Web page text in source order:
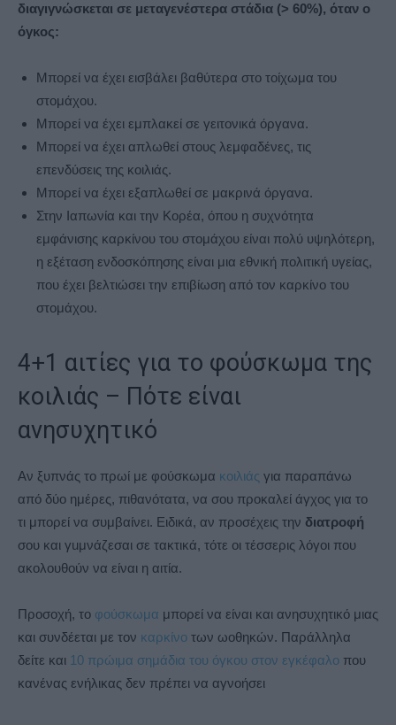
διαγιγνώσκεται σε μεταγενέστερα στάδια (> 60%), όταν ο
όγκος:
Μπορεί να έχει εισβάλει βαθύτερα στο τοίχωμα του
στομάχου.
Μπορεί να έχει εμπλακεί σε γειτονικά όργανα.
Μπορεί να έχει απλωθεί στους λεμφαδένες, τις
επενδύσεις της κοιλιάς.
Μπορεί να έχει εξαπλωθεί σε μακρινά όργανα.
Στην Ιαπωνία και την Κορέα, όπου η συχνότητα
εμφάνισης καρκίνου του στομάχου είναι πολύ υψηλότερη,
η εξέταση ενδοσκόπησης είναι μια εθνική πολιτική υγείας,
που έχει βελτιώσει την επιβίωση από τον καρκίνο του
στομάχου.
4+1 αιτίες για το φούσκωμα της
κοιλιάς – Πότε είναι
ανησυχητικό
Αν ξυπνάς το πρωί με φούσκωμα κοιλιάς για παραπάνω
από δύο ημέρες, πιθανότατα, να σου προκαλεί άγχος για το
τι μπορεί να συμβαίνει. Ειδικά, αν προσέχεις την διατροφή
σου και γuμνάζεσαι σε τακτικά, τότε οι τέσσερις λόγοι που
ακολουθούν να είναι η αιτία.
Προσοχή, το φούσκωμα μπορεί να είναι και ανησυχητικό μιας
και συνδέεται με τον καρκίνο των ωοθηκών. Παράλληλα
δείτε και 10 πρώιμα σημάδια του όγκου στον εγκέφαλο που
κανένας ενήλικας δεν πρέπει να αγνοήσει